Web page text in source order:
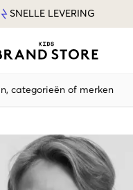
SNELLE LEVERING
categorieën of merken